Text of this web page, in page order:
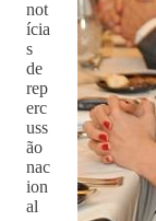
not
ícia
s
de
rep
erc
uss
ão
nac
ion
al